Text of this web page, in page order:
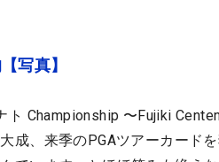
写真】
Championship 〜Fujiki
成、来季のPGAツアーカード